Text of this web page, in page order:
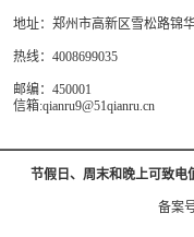
地址：郑州市高新区雪松路锦
热线：4008699035
邮编：450001
信箱:qianru9@51qianru.cn
节假日、周末和晚上可致电
备案